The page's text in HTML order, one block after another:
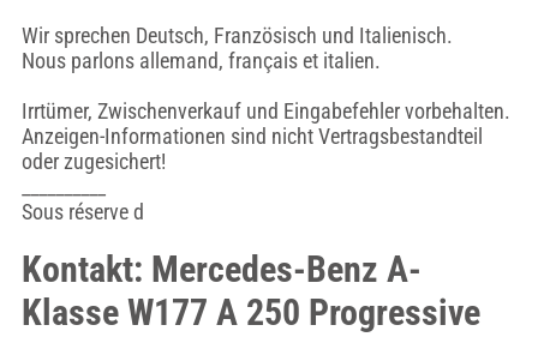
Wir sprechen Deutsch, Französisch und Italienisch.
Nous parlons allemand, français et italien.
Irrtümer, Zwischenverkauf und Eingabefehler vorbehalten.
Anzeigen-Informationen sind nicht Vertragsbestandteil
oder zugesichert!
Sous réserve d
Kontakt: Mercedes-Benz A-
Klasse W177 A 250 Progressive